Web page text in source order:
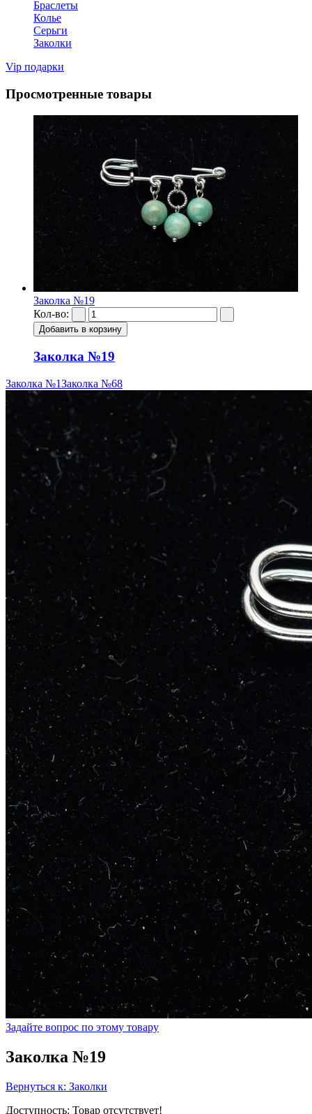
Браслеты
Колье
Серьги
Заколки
Vip подарки
Просмотренные товары
Заколка №19
Кол-во:
Заколка №19
Заколка №1Заколка №68
Задайте вопрос по этому товару
Заколка №19
Вернуться к: Заколки
Доступность: Товар отсутствует!